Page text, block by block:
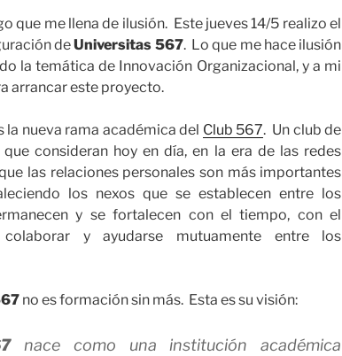
que me llena de ilusión. Este jueves 14/5 realizo el
deUniversitas 567. Lo que me hace ilusión
la temática de Innovación Organizacional, y a mi
arrancar este proyecto.
la nueva rama académica del Club 567. Un club de
consideran hoy en día, en la era de las redes
las relaciones personales son más importantes
los nexos que se establecen entre los
y se fortalecen con el tiempo, con el
y ayudarse mutuamente entre los
no es formación sin más. Esta es su visión:
nace como una institución académica